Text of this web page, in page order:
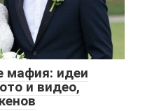
мафия: идеи
и видео,